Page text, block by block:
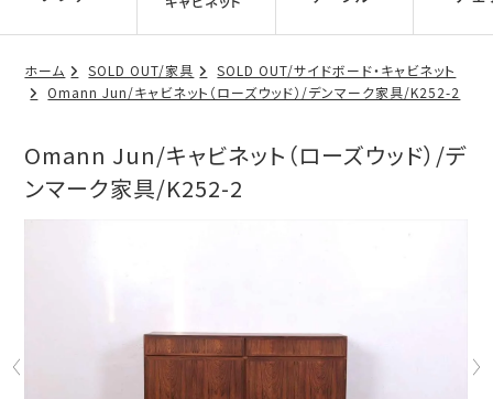
ホーム SOLD OUT/家具
SOLD OUT/サイドボード・キャビネット
Omann Jun/キャビネット（ローズウッド）/デンマーク家具/K252-2
Omann Jun/キャビネット（ローズウッド）/デ
ンマーク家具/K252-2